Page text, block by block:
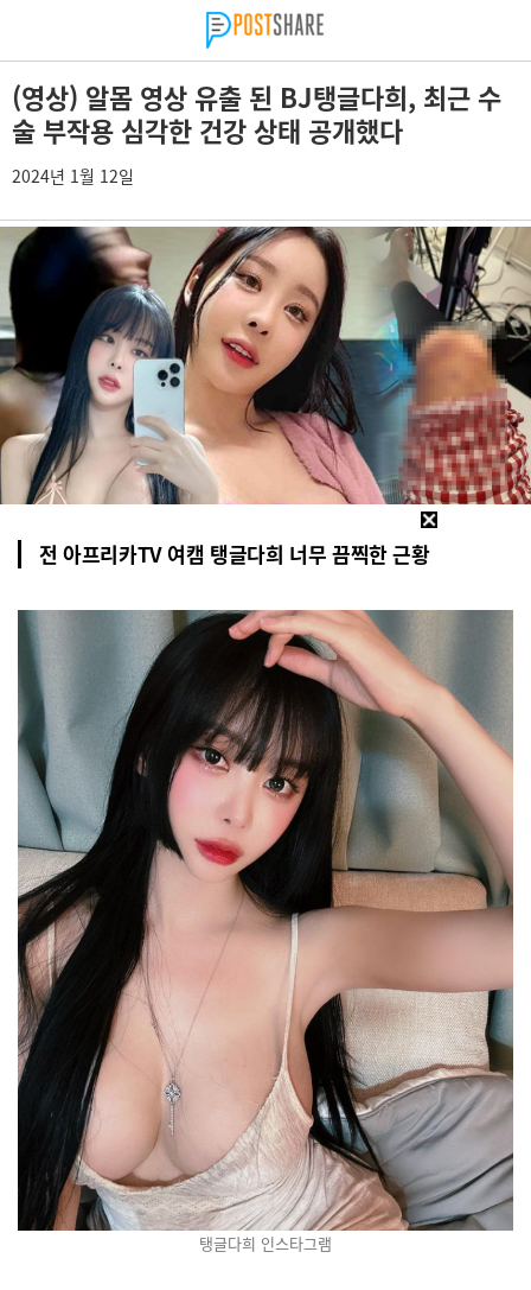
(영상) 알몸 영상 유출 된 BJ탱글다희, 최근 수
술 부작용 심각한 건강 상태 공개했다
2024년 1월 12일
전 아프리카TV 여캠 탱글다희 너무 끔찍한 근황
탱글다희 인스타그램